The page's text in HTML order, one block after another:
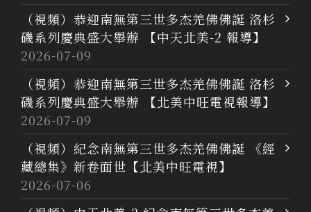
（視頻）恭迎南無第三世多杰羌佛佛誕 洛杉
磯系列慶典盛大舉辦 【中天北美-2 報導】
2026-07-09
（視頻）恭迎南無第三世多杰羌佛佛誕 洛杉
磯系列慶典盛大舉辦 【北美中旺電視報導】
2026-07-09
（視頻）紀念南無第三世多杰羌佛佛誕 《經
藏總集》新卷面世【北美中旺電視】
2026-07-06